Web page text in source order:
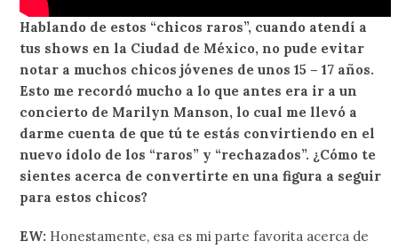
Hablando de estos “chicos raros”, cuando atendí a
tus shows en la Ciudad de México, no pude evitar
notar a muchos chicos jóvenes de unos 15 – 17 años.
Esto me recordó mucho a lo que antes era ir a un
concierto de Marilyn Manson, lo cual me llevó a
darme cuenta de que tú te estás convirtiendo en el
nuevo ídolo de los “raros” y “rechazados”. ¿Cómo te
sientes acerca de convertirte en una figura a seguir
para estos chicos?
EW: Honestamente, esa es mi parte favorita acerca de